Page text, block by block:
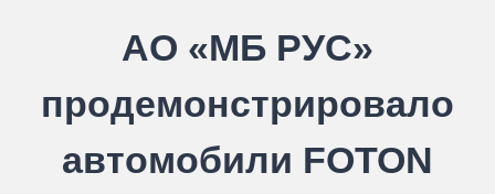
АО «МБ РУС»
продемонстрировало
автомобили FOTON